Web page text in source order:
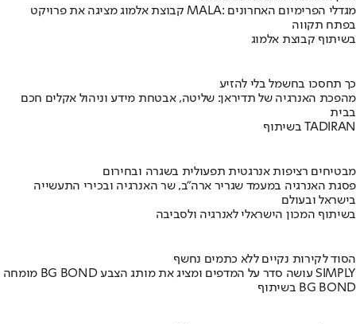
קבוצת אלמוג מציגה את פרויקט MALA: מגדלי הפרימיום האחרונים
בפתח תקווה
בשיתוף קבוצת אלמוג
כך תחסכו בחשמל בלי להזיע
מהפכת האנרגיה של תדיראן: שליטה, אבטחת מידע וניהול אקלים חכם
בבית
בשיתוף TADIRAN
מבטיחים רציפות אנרגטית תפעולית בשגרה ובחירום
פסגת האנרגיה במעמד שגריר ארה"ב, שר האנרגיה ובכירי התעשייה
בישראל ובעולם
בשיתוף המכון הישראלי לאנרגיה ולסביבה
הסוד לקירות נקיים ללא כתמים נחשף
מומחה BG BOND עושה סדר על המדפים ומציג את מותג הצבע SIMPLY
בשיתוף BG BOND